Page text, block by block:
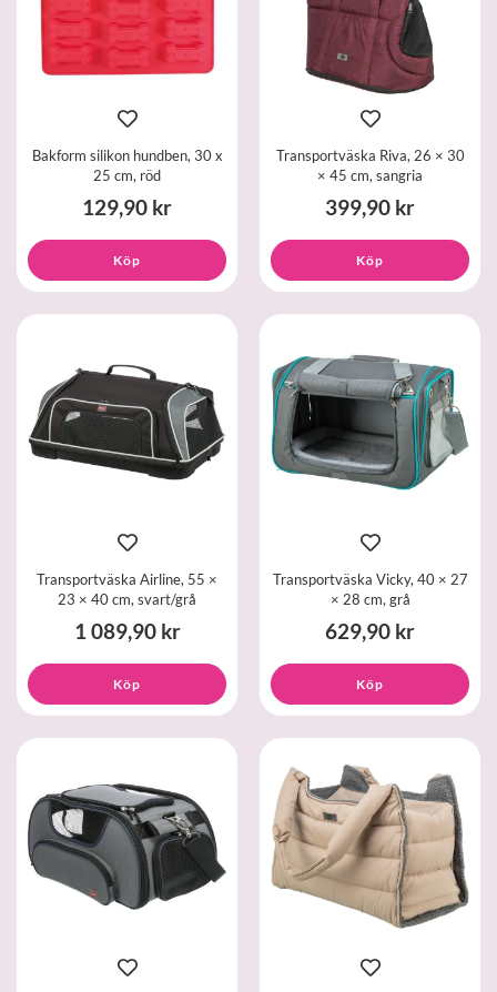
Bakform silikon hundben, 30 x
25 cm, röd
129,90 kr
Köp
Transportväska Riva, 26 × 30
× 45 cm, sangria
399,90 kr
Köp
Transportväska Airline, 55 ×
23 × 40 cm, svart/grå
1 089,90 kr
Köp
Transportväska Vicky, 40 × 27
× 28 cm, grå
629,90 kr
Köp